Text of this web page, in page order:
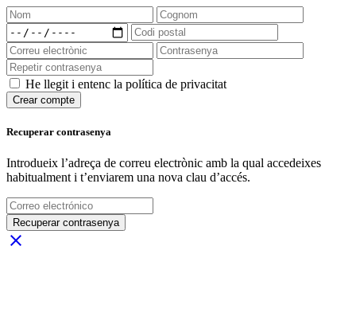
He llegit i entenc la política de privacitat
Crear compte
Recuperar contrasenya
Introdueix l’adreça de correu electrònic amb la qual accedeixes
habitualment i t’enviarem una nova clau d’accés.
Recuperar contrasenya
close